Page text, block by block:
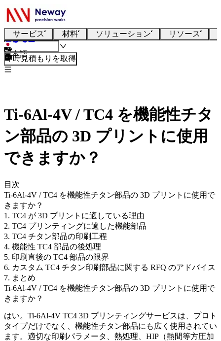
サービス 材料 ソリューション リソース
日本語
即時見積もりを取得
Ti-6Al-4V / TC4 を機能性チタ
ン部品の 3D プリントに使用
できますか？
目次
Ti-6Al-4V / TC4 を機能性チタン部品の 3D プリントに使用で
きますか？
1. TC4 が 3D プリントに適している理由
2. TC4 プリンティングに適した機能部品
3. TC4 チタン部品の印刷工程
4. 機能性 TC4 部品の後処理
5. 印刷直後の TC4 部品の限界
6. カスタム TC4 チタン印刷部品に関する RFQ のアドバイス
7. まとめ
Ti-6Al-4V / TC4 を機能性チタン部品の 3D プリントに使用で
きますか？
はい。 Ti-6Al-4V TC4 3D プリンティングサービスは、プロト
タイプだけでなく、機能性チタン部品にも広く使用されてい
ます。適切な印刷パラメータ、熱処理、HIP（熱間等方圧加